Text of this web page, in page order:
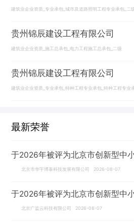
建筑业企业资质_专业承包_城市及道路照明工程专业承包_二
贵州锦辰建设工程有限公司
建筑业企业资质_施工总承包_电力工程施工总承包_二级
贵州锦辰建设工程有限公司
建筑业企业资质_专业承包_特种工程专业承包_特种工程专业
最新荣誉
于2026年被评为北京市创新型中
北京市华宇博泰科技发展有限公司 2026-08-07
于2026年被评为北京市创新型中
北京广监云科技有限公司 2026-08-07